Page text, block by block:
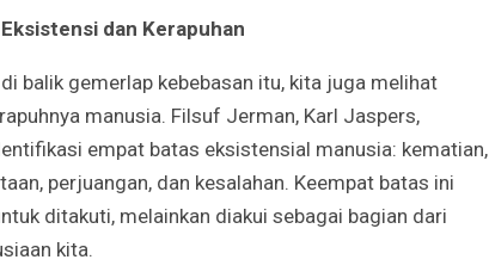
dan Kerapuhan
balik gemerlap kebebasan itu, kita juga melihat
manusia. Filsuf Jerman, Karl Jaspers,
empat batas eksistensial manusia: kematian,
perjuangan, dan kesalahan. Keempat batas ini
ditakuti, melainkan diakui sebagai bagian dari
kita.